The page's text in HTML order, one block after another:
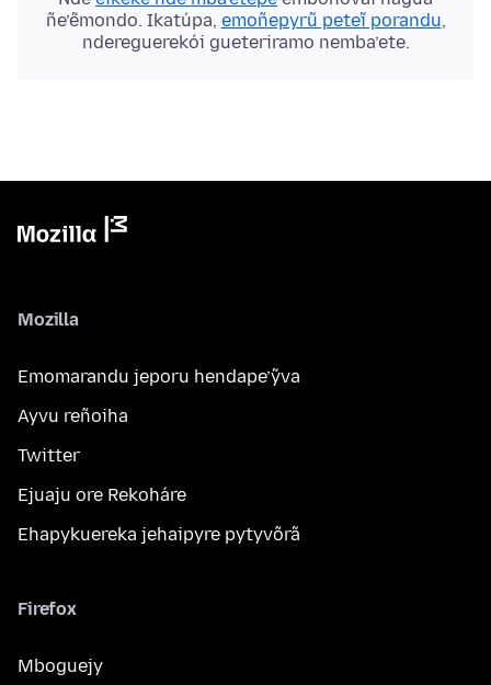
ñe’ẽmondo. Ikatúpa, emoñepyrũ peteĩ porandu,
ndereguerekói gueteriramo nemba’ete.
Mozilla
Emomarandu jeporu hendape’ỹva
Ayvu reñoiha
Twitter
Ejuaju ore Rekoháre
Ehapykuereka jehaipyre pytyvõrã
Firefox
Mboguejy